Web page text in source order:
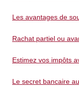
Les avantages de
Rachat partiel ou
Estimez vos impôts
Le secret bancaire